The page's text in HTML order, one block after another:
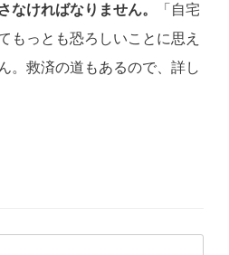
なければなりません。
「自宅
もっとも恐ろしいことに思え
。救済の道もあるので、詳し